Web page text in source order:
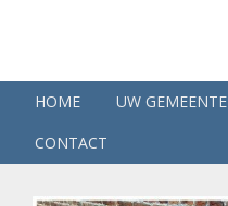
HOME UW GEMEENTE
CONTACT